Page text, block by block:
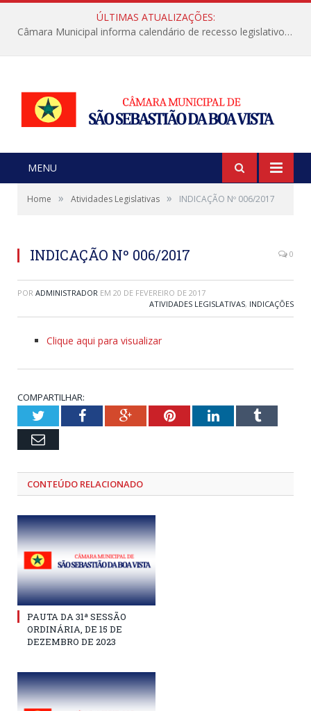
ÚLTIMAS ATUALIZAÇÕES:
Câmara Municipal informa calendário de recesso legislativo de julho
MENU
Home » Atividades Legislativas » INDICAÇÃO Nº 006/2017
INDICAÇÃO Nº 006/2017 0
POR ADMINISTRADOR EM 20 DE FEVEREIRO DE 2017
ATIVIDADES LEGISLATIVAS, INDICAÇÕES
Clique aqui para visualizar
COMPARTILHAR:
TwitterFacebookGoogle+PinterestLinkedInTumblr
Email
CONTEÚDO RELACIONADO
PAUTA DA 31ª SESSÃO
ORDINÁRIA, DE 15 DE
DEZEMBRO DE 2023